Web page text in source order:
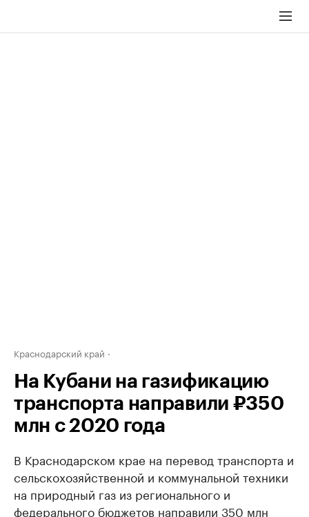
Краснодарский край
На Кубани на газификацию
транспорта направили ₽350
млн с 2020 года
В Краснодарском крае на перевод транспорта и
сельскохозяйственной и коммунальной техники
на природный газ из регионального и
федерального бюджетов направили 350 млн